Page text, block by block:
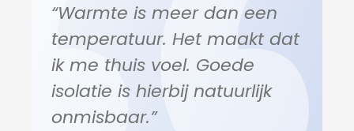
“Warmte is meer dan een
temperatuur. Het maakt dat
ik me thuis voel. Goede
isolatie is hierbij natuurlijk
onmisbaar.”